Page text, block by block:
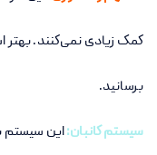
کمک زیادی نمی‌کنند. بهتر
برسانید.
سیستم کانبان:این سیستم